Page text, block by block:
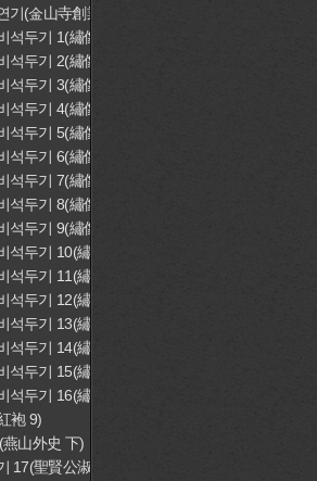
기(金山寺創業宴記)
석두기 1(繡像全圖增批石頭記 1)
석두기 2(繡像全圖增批石頭記 2)
석두기 3(繡像全圖增批石頭記 3)
석두기 4(繡像全圖增批石頭記 4)
석두기 5(繡像全圖增批石頭記 5)
석두기 6(繡像全圖增批石頭記 6)
석두기 7(繡像全圖增批石頭記 7)
석두기 8(繡像全圖增批石頭記 8)
석두기 9(繡像全圖增批石頭記 9)
석두기 10(繡像全圖增批石頭記 10)
석두기 11(繡像全圖增批石頭記 11)
석두기 12(繡像全圖增批石頭記 12)
석두기 13(繡像全圖增批石頭記 13)
석두기 14(繡像全圖增批石頭記 14)
석두기 15(繡像全圖增批石頭記 15)
석두기 16(繡像全圖增批石頭記 16)
袍 9)
山外史 下)
17(聖賢公淑烈記 17)